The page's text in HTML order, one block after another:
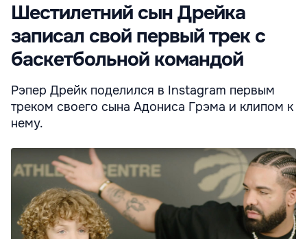
Шестилетний сын Дрейка
записал свой первый трек с
баскетбольной командой
Рэпер Дрейк поделился в Instagram первым
треком своего сына Адониса Грэма и клипом к
нему.